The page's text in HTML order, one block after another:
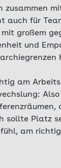
zusammen
auch für
großem
und
am
sollte Platz
am